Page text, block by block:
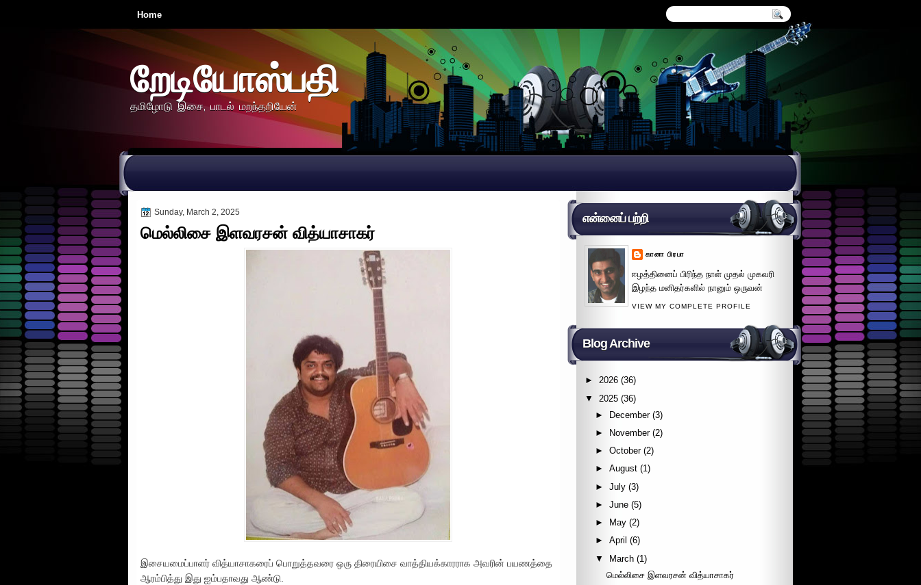
Home
றேடியோஸ்பதி
தமிழோடு இசை, பாடல் மறந்தறியேன்
Sunday, March 2, 2025
மெல்லிசை இளவரசன் வித்யாசாகர்
இசையமைப்பாளர் வித்யாசாகரைப் பொறுத்தவரை ஒரு திரையிசை வாத்தியக்காரராக அவரின் பயணத்தை
ஆரம்பித்து இது ஐம்பதாவது ஆண்டு.
என்னைப் பற்றி
கானா பிரபா
ஈழத்தினைப் பிரிந்த நாள் முதல் முகவரி
இழந்த மனிதர்களில் நானும் ஒருவன்
VIEW MY COMPLETE PROFILE
Blog Archive
► 2026 (36)
▼
2025 (36)
►
December (3)
►
November (2)
►October (2)
►August (1)
►July (3)
►June (5)
►
May (2)
►April (6)
▼
March (1)
மெல்லிசை இளவரசன் வித்யாசாகர்